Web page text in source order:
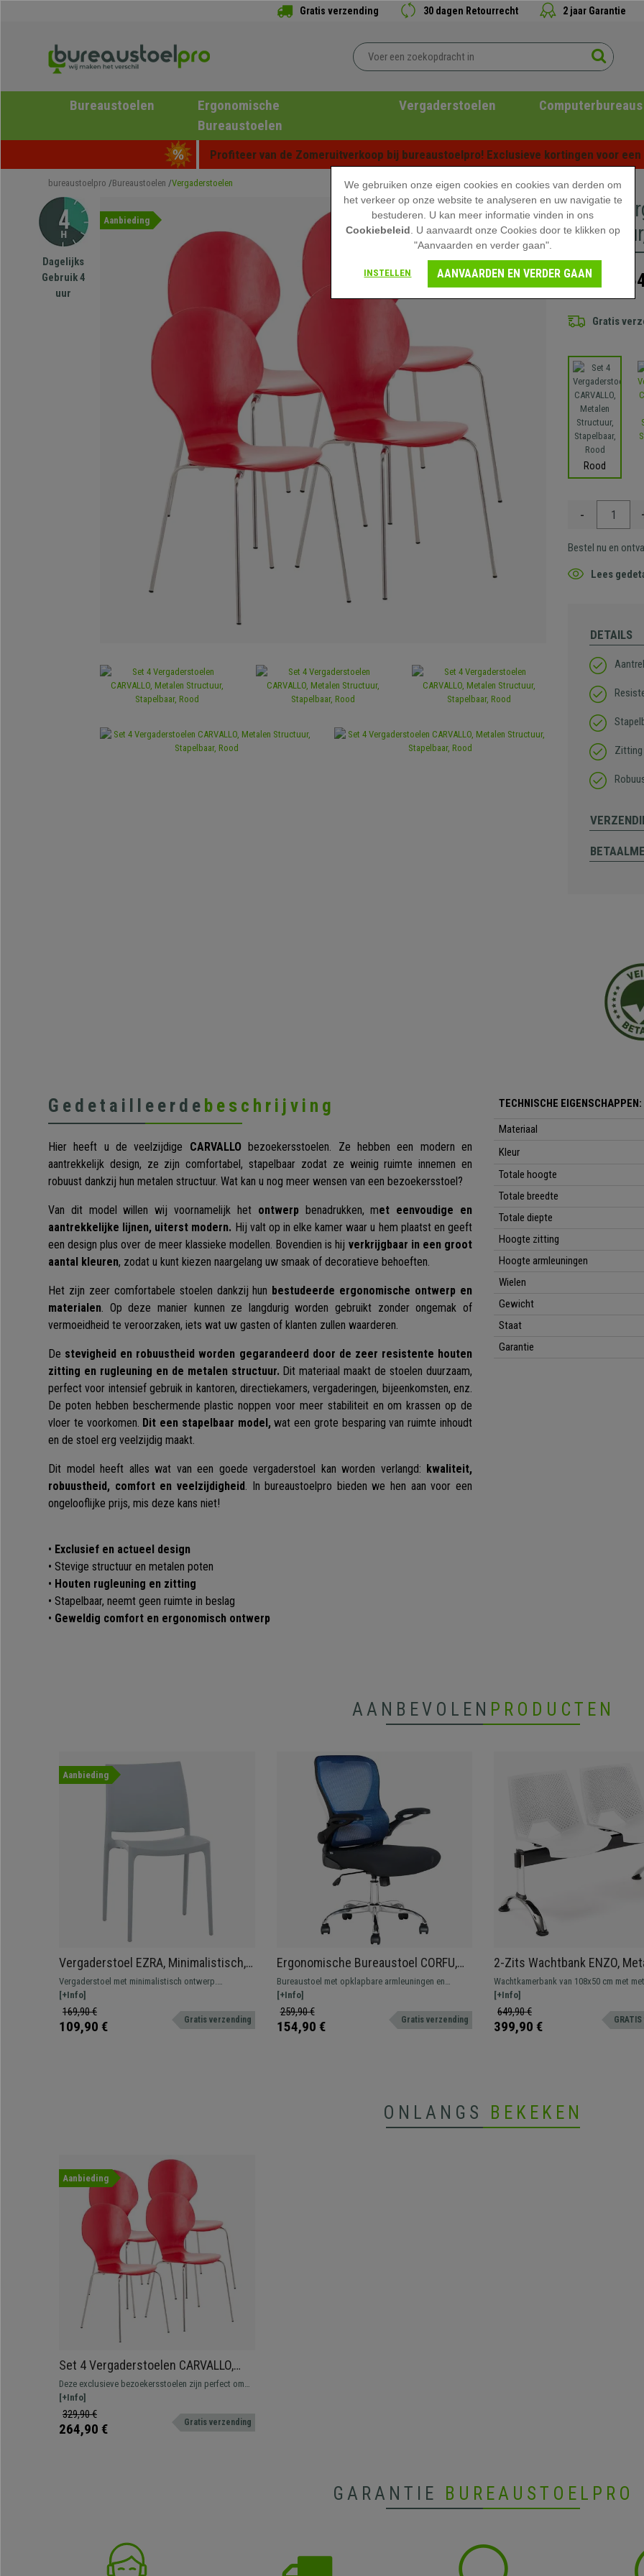
Gratis verzending 30 dagen Retourrecht 2 jaar Garantie
Bureaustoelen
Ergonomische
Bureaustoelen
Vergaderstoelen Computerbureaus
Profiteer van de Zomeruitverkoop bij bureaustoelpro! Exclusieve kortingen voor
bureaustoelpro Bureaustoelen Vergaderstoelen
Dagelijks
Gebruik 4
uur
Aanbieding
Set 4
329,90 €
Gratis
Rood
-
Bestel nu en
Lees
DETAILS
Zitting
Gedetailleerde beschrijving
Hier heeft u de veelzijdige CARVALLObezoekersstoelen. Ze hebben een modern en
aantrekkelijk design, ze zijn comfortabel, stapelbaar zodat ze weinig ruimte innemen en
robuust dankzij hun metalen structuur. Wat kan u nog meer wensen van een bezoekersstoel?
Van dit model willen wij voornamelijk het ontwerp benadrukken, met eenvoudige en
aantrekkelijke lijnen, uiterst modern. Hij valt op in elke kamer waar u hem plaatst en geeft
een design plus over de meer klassieke modellen. Bovendien is hij verkrijgbaar in een groot
aantal kleuren, zodat u kunt kiezen naargelang uw smaak of decoratieve behoeften.
Het zijn zeer comfortabele stoelen dankzij hun bestudeerde ergonomische ontwerp en
materialen. Op deze manier kunnen ze langdurig worden gebruikt zonder ongemak of
vermoeidheid te veroorzaken, iets wat uw gasten of klanten zullen waarderen.
De stevigheid en robuustheid worden gegarandeerd door de zeer resistente houten
zitting en rugleuning en de metalen structuur. Dit materiaal maakt de stoelen duurzaam,
perfect voor intensief gebruik in kantoren, directiekamers, vergaderingen, bijeenkomsten, enz.
De poten hebben beschermende plastic noppen voor meer stabiliteit en om krassen op de
vloer te voorkomen. Dit een stapelbaar model,wat een grote besparing van ruimte inhoudt
en de stoel erg veelzijdig maakt.
Dit model heeft alles wat van een goede vergaderstoel kan worden verlangd: kwaliteit,
robuustheid, comfort en veelzijdigheid. In bureaustoelpro bieden we hen aan voor een
ongelooflijke prijs, mis deze kans niet!
• Exclusief en actueel design
• Stevige structuur en metalen poten
• Houten rugleuning en zitting
• Stapelbaar, neemt geen ruimte in beslag
• Geweldig comfort en ergonomisch ontwerp
TECHNISCHE EIGENSCHAPPEN:
Materiaal
Kleur
Totale hoogte
Totale breedte
Totale diepte
Hoogte zitting
Hoogte armleuningen
Wielen
Gewicht
Staat
Garantie
AANBEVOLEN PRODUCTEN
Aanbieding
Vergaderstoel EZRA, Minimalistisch,
Stapelbaar Ontwerp, Kleur Lichtgrijs
Vergaderstoel met minimalistisch ontwerp.
Comfortabel en ideaal voor wachtkamers en
vergaderruimtes.
[+Info]
169,90 €
109,90 € Gratis verzending
Ergonomische Bureaustoel CORFU,
lendensteun, Opklapbare
Armleuningen, Blauw
Bureaustoel met opklapbare armleuningen en
ergonomisch design. Hij beschikt over een
lendensteun
[+Info]
259,90 €
154,90 € Gratis verzending
2-Zits Wachtbank ENZO,
Structuur, Wit Kunststof
Wachtkamerbank van 108x50 cm met
en geperforeerde kunststof
resistent, groot comfort. Verkrijgbaar in
verschillende kleuren en configuraties.
[+Info]
649,90 €
399,90 €
ONLANGS BEKEKEN
Aanbieding
Set 4 Vergaderstoelen CARVALLO,
Metalen Structuur, Stapelbaar, Rood
Deze exclusieve bezoekersstoelen zijn perfect om
uw gasten of klanten een kwaliteitszetel te bieden.
Hun aantrekkelijke design, materialen en comfort
maken hen het ideale model.
[+Info]
329,90 €
264,90 € Gratis verzending
GARANTIE BUREAUSTOELPRO
We gebruiken onze eigen cookies en cookies van derden om
het verkeer op onze website te analyseren en uw navigatie te
bestuderen. U kan meer informatie vinden in ons
Cookiebeleid . U aanvaardt onze Cookies door te klikken op
"Aanvaarden en verder gaan".
INSTELLEN AANVAARDEN EN VERDER GAAN